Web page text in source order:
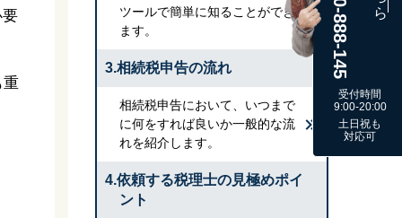
重
ツールで簡単に知ることができ
ます。
3.相続税申告の流れ
相続税申告において、いつまで
に何をすれば良いか一般的な流
れを紹介します。
4.依頼する税理士の見極めポイ
ント
0120-888-145
受付時間
9:00-20:00
土日祝も
対応可